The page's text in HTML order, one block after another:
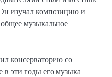
изучал композицию и
музыкальное
консерваторию со
в эти годы его музыка